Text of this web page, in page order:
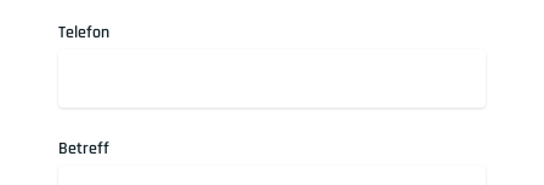
Telefon
Betreff